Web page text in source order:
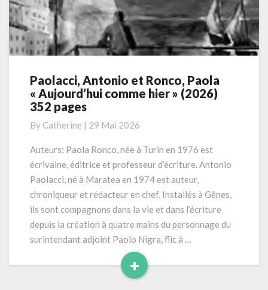
Paolacci,
Antonio
et
Paola
« Aujourd’hui
hier »
(2026)
352
pages
Paolacci, Antonio et Ronco, Paola
« Aujourd’hui comme hier » (2026)
352 pages
By Catherine | 29 Mai 2026
Auteurs: Paola Ronco, née à Turin en 1976 est
écrivaine, éditrice et professeur d’écriture. Antonio
Paolacci, né à Maratea en 1974 est auteur,
chroniqueur et rédacteur en chef. Installés à Gênes,
ils sont compagnons dans la vie et dans l’écriture
depuis la création à quatre mains du personnage du
surintendant adjoint Paolo Nigra, flic à …
+
Read